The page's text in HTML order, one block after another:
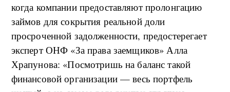
когда компании предоставляют пролонгацию
займов для сокрытия реальной доли
просроченной задолженности, предостерегает
эксперт ОНФ «За права заемщиков» Алла
Храпунова: «Посмотришь на баланс такой
финансовой организации — весь портфель